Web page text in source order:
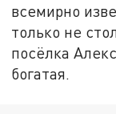
всемирно
только не
посёлка
богатая.